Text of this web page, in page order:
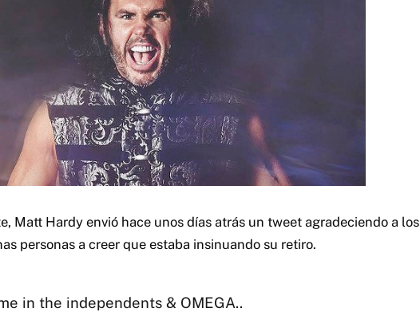
Matt Hardy envió hace unos días atrás un tweet agradeciendo a los
personas a creer que estaba insinuando su retiro.
in the independents & OMEGA..